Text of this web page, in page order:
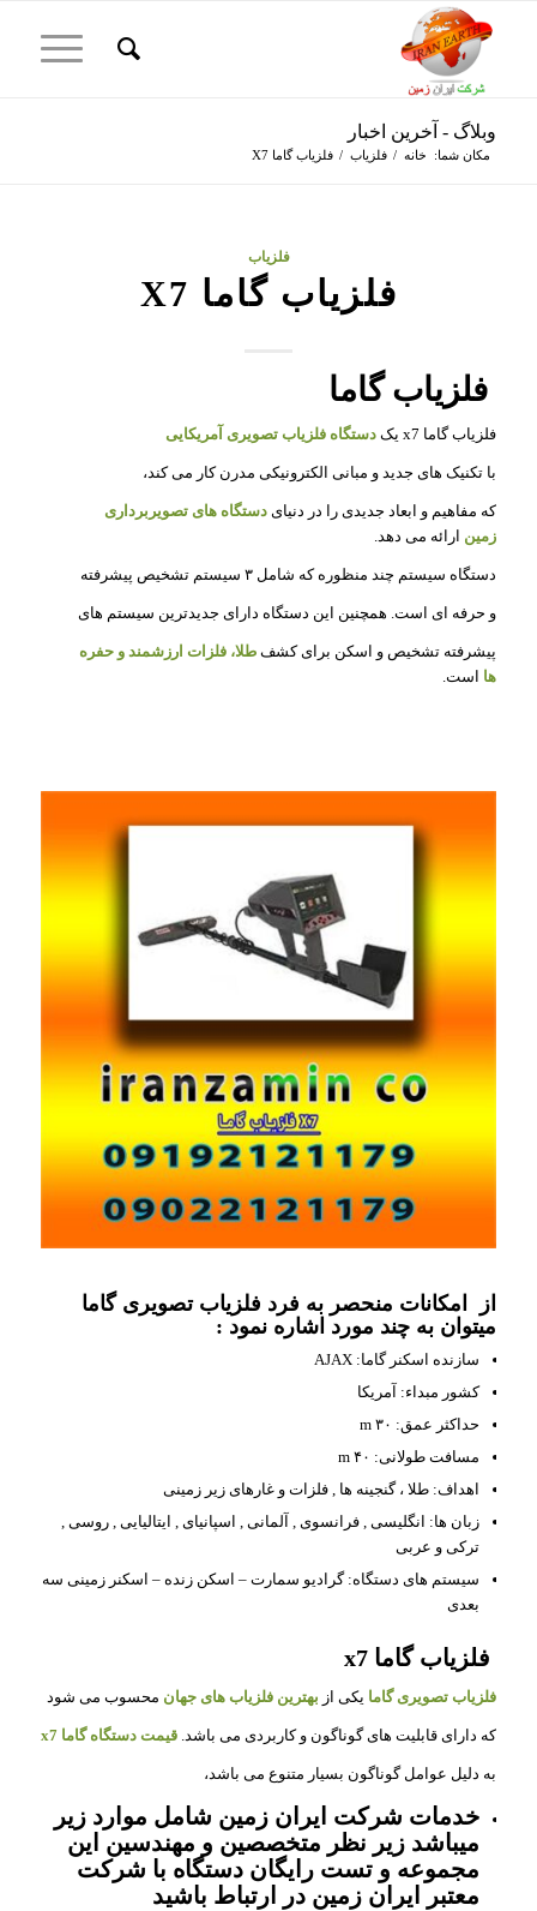
وبلاگ - آخرین اخبار
مکان شما: خانه / فلزیاب / فلزیاب گاما X7
فلزیاب
فلزیاب گاما X7
فلزیاب گاما
فلزیاب گاما x7 یک دستگاه فلزیاب تصویری آمریکایی
با تکنیک های جدید و مبانی الکترونیکی مدرن کار می کند،
که مفاهیم و ابعاد جدیدی را در دنیای دستگاه های تصویربرداری
زمین ارائه می دهد.
دستگاه سیستم چند منظوره که شامل ۳ سیستم تشخیص پیشرفته
و حرفه ای است. همچنین این دستگاه دارای جدیدترین سیستم های
پیشرفته تشخیص و اسکن برای کشف طلا، فلزات ارزشمند و حفره
ها است.
از امکانات منحصر به فرد فلزیاب تصویری گاما
میتوان به چند مورد اشاره نمود :
سازنده اسکنر گاما: AJAX
کشور مبداء: آمریکا
حداکثر عمق: ۳۰ m
مسافت طولانی: ۴۰ m
اهداف: طلا ، گنجینه ها , فلزات و غارهای زیر زمینی
زبان ها: انگلیسی , فرانسوی , آلمانی , اسپانیای , ایتالیایی , روسی ,
ترکی و عربی
سیستم های دستگاه: گرادیو سمارت – اسکن زنده – اسکنر زمینی سه
بعدی
فلزیاب گاما x7
فلزیاب تصویری گاما یکی از بهترین فلزیاب های جهان محسوب می شود
که دارای قابلیت های گوناگون و کاربردی می باشد. قیمت دستگاه گاما x7
به دلیل عوامل گوناگون بسیار متنوع می باشد،
خدمات شرکت ایران زمین شامل موارد زیر
میباشد زیر نظر متخصصین و مهندسین این
مجموعه و تست رایگان دستگاه با شرکت
معتبر ایران زمین در ارتباط باشید